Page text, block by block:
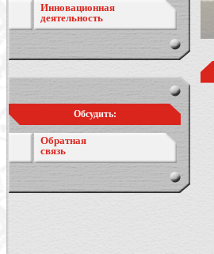
Инновационная
деятельность
Обсудить:
Обратная
связь